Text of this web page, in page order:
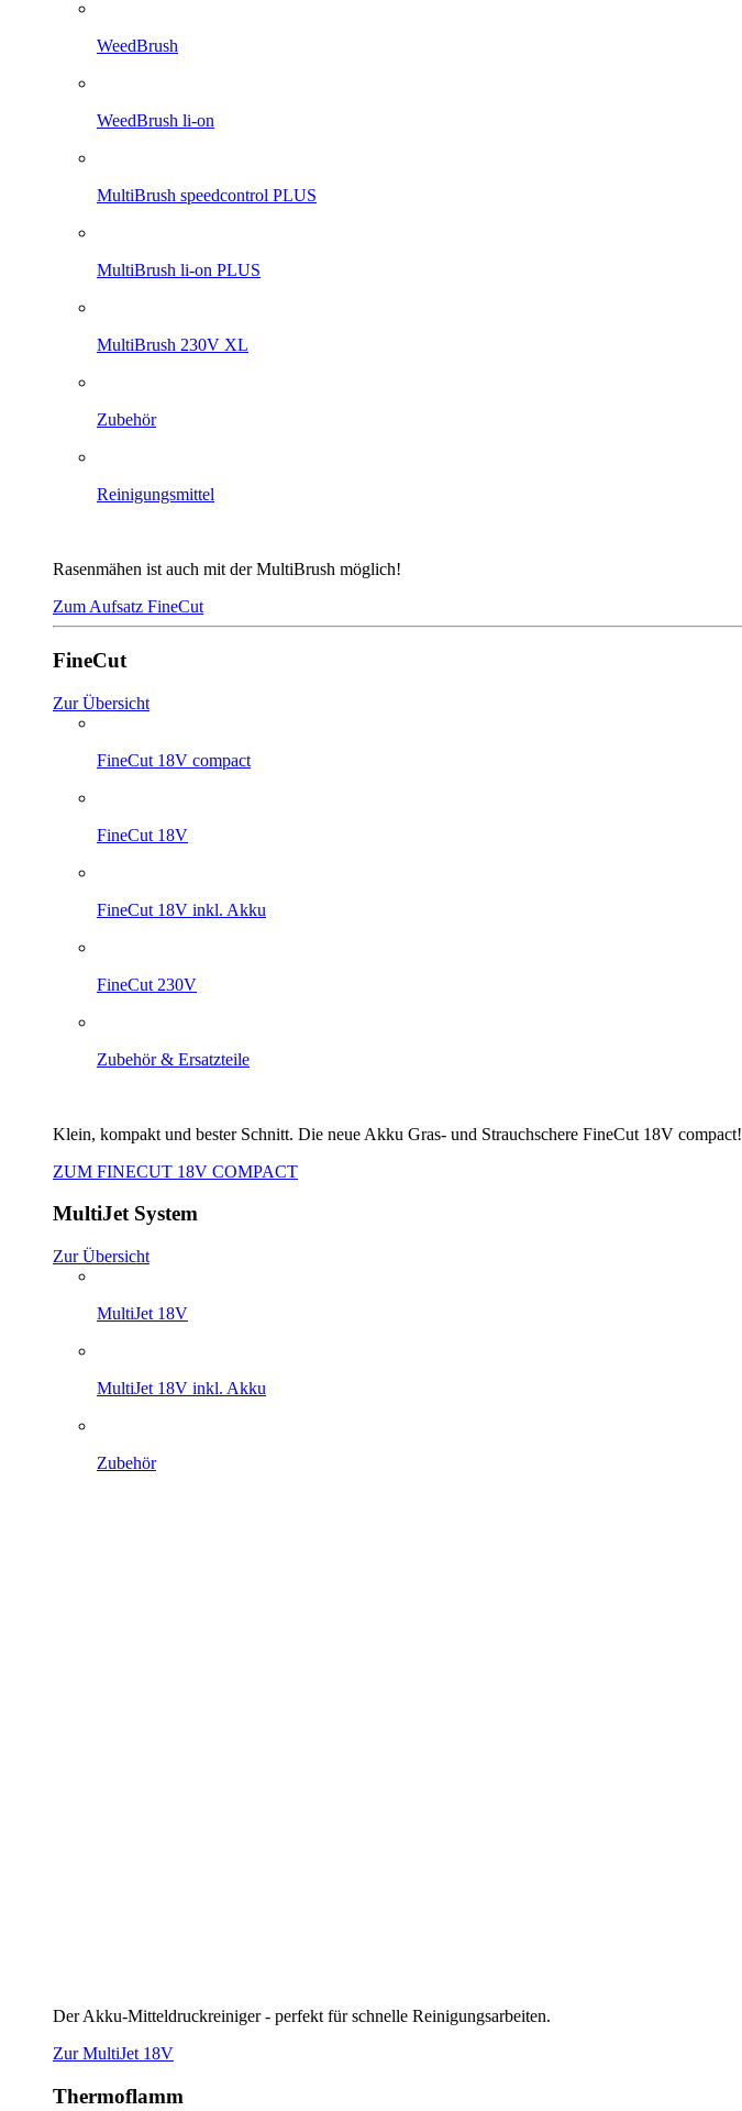
WeedBrush
WeedBrush li-on
MultiBrush speedcontrol PLUS
MultiBrush li-on PLUS
MultiBrush 230V XL
Zubehör
Reinigungsmittel
Rasenmähen ist auch mit der MultiBrush möglich!
Zum Aufsatz FineCut
FineCut
Zur Übersicht
FineCut 18V compact
FineCut 18V
FineCut 18V inkl. Akku
FineCut 230V
Zubehör & Ersatzteile
Klein, kompakt und bester Schnitt. Die neue Akku Gras- und Strauchschere FineCut 18V compact!
ZUM FINECUT 18V COMPACT
MultiJet System
Zur Übersicht
MultiJet 18V
MultiJet 18V inkl. Akku
Zubehör
Thermoflamm Classic